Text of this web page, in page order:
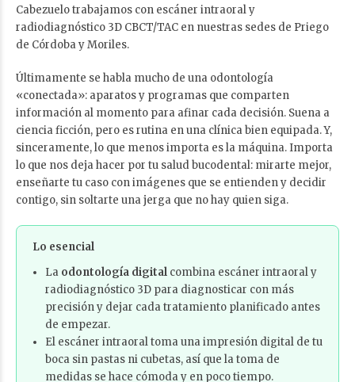
Cabezuelo trabajamos con escáner intraoral y
radiodiagnóstico 3D CBCT/TAC en nuestras sedes de Priego
de Córdoba y Moriles.
Últimamente se habla mucho de una odontología
«conectada»: aparatos y programas que comparten
información al momento para afinar cada decisión. Suena a
ciencia ficción, pero es rutina en una clínica bien equipada. Y,
sinceramente, lo que menos importa es la máquina. Importa
lo que nos deja hacer por tu salud bucodental: mirarte mejor,
enseñarte tu caso con imágenes que se entienden y decidir
contigo, sin soltarte una jerga que no hay quien siga.
Lo esencial
La odontología digitalcombina escáner intraoral y
radiodiagnóstico 3D para diagnosticar con más
precisión y dejar cada tratamiento planificado antes
de empezar.
El escáner intraoral toma una impresión digital de tu
boca sin pastas ni cubetas, así que la toma de
medidas se hace cómoda y en poco tiempo.